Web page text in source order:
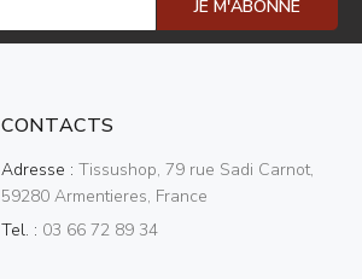
JE M'ABONNE
CONTACTS
Adresse : Tissushop, 79 rue Sadi Carnot,
59280 Armentieres, France
Tel. : 03 66 72 89 34